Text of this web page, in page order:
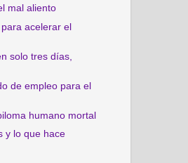
mal aliento
acelerar el
solo tres días,
de empleo para el
humano mortal
y lo que hace